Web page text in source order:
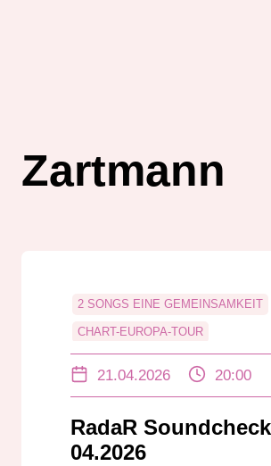
Zartmann
2 SONGS EINE GEMEINSAMKEIT
CHART-EUROPA-TOUR
TÜRKEI
21.04.2026 20:00
RadaR Soundcheck
04.2026